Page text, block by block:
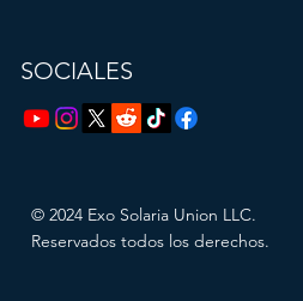
SOCIALES
© 2024 Exo Solaria Union LLC.
Reservados todos los derechos.